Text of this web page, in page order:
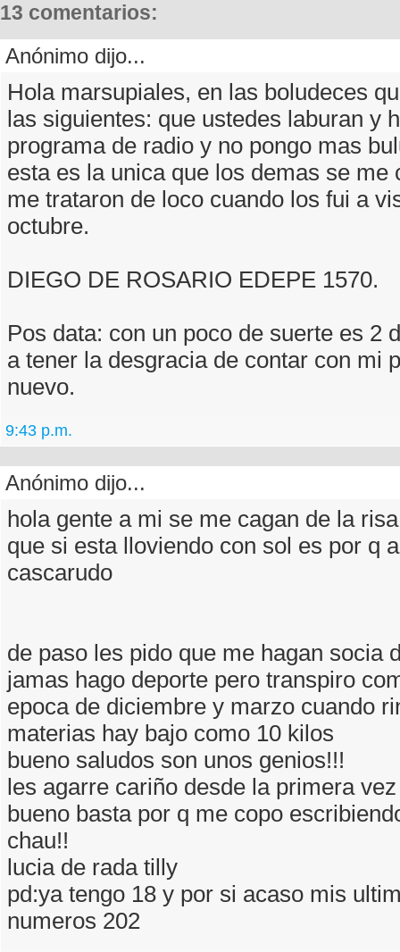
13 comentarios:
Anónimo dijo...
Hola marsupiales, en las boludeces
las siguientes: que ustedes laburan y
programa de radio y no pongo mas
esta es la unica que los demas se me
me trataron de loco cuando los fui a
octubre.
DIEGO DE ROSARIO EDEPE 1570.
Pos data: con un poco de suerte es 2
a tener la desgracia de contar con mi
nuevo.
9:43 p.m.
Anónimo dijo...
hola gente a mi se me cagan de la
que si esta lloviendo con sol es por q
cascarudo
de paso les pido que me hagan socia
jamas hago deporte pero transpiro
epoca de diciembre y marzo cuando
materias hay bajo como 10 kilos
bueno saludos son unos genios!!!
les agarre cariño desde la primera
bueno basta por q me copo
chau!!
lucia de rada tilly
pd:ya tengo 18 y por si acaso mis
numeros 202